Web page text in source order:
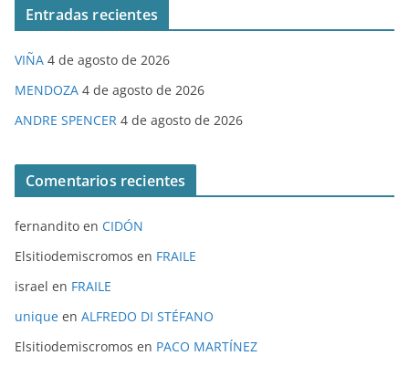
Entradas recientes
VIÑA 4 de agosto de 2026
MENDOZA 4 de agosto de 2026
ANDRE SPENCER 4 de agosto de 2026
Comentarios recientes
fernandito en CIDÓN
Elsitiodemiscromos en FRAILE
israel en FRAILE
unique en ALFREDO DI STÉFANO
Elsitiodemiscromos en PACO MARTÍNEZ